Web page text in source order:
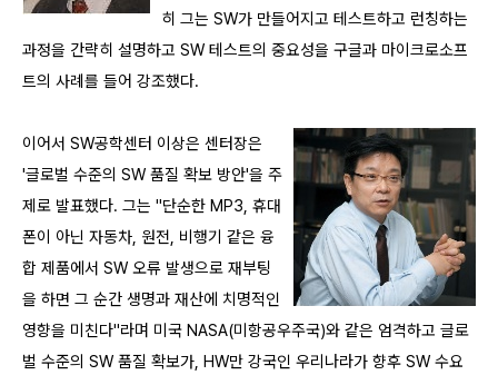
히 그는 SW가 만들어지고 테스트하고 런칭하는
과정을 간략히 설명하고 SW 테스트의 중요성을 구글과 마이크로소프
트의 사례를 들어 강조했다.
이어서 SW공학센터 이상은 센터장은
'글로벌 수준의 SW 품질 확보 방안'을 주
제로 발표했다. 그는 "단순한 MP3, 휴대
폰이 아닌 자동차, 원전, 비행기 같은 융
합 제품에서 SW 오류 발생으로 재부팅
을 하면 그 순간 생명과 재산에 치명적인
영향을 미친다"라며 미국 NASA(미항공우주국)와 같은 엄격하고 글로
벌 수준의 SW 품질 확보가, HW만 강국인 우리나라가 향후 SW 수요